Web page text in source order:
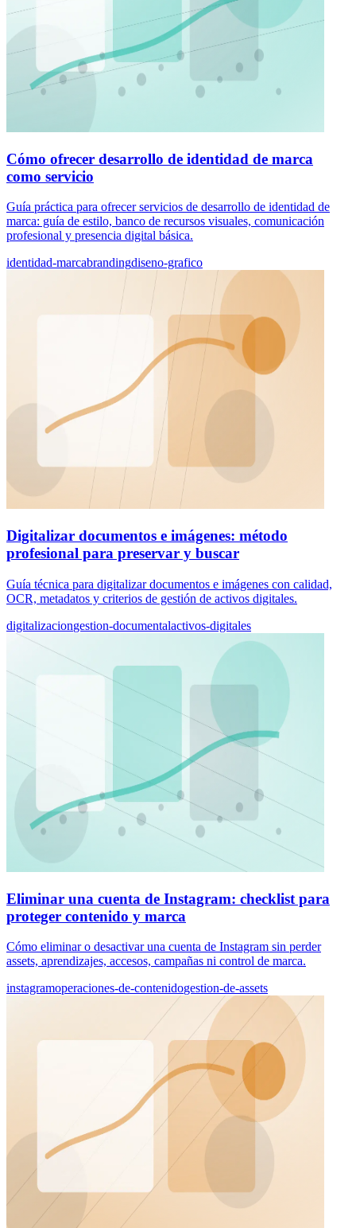
Cómo ofrecer desarrollo de identidad de marca
como servicio
Guía práctica para ofrecer servicios de desarrollo de identidad de
marca: guía de estilo, banco de recursos visuales, comunicación
profesional y presencia digital básica.
identidad-marcabrandingdiseno-grafico
Digitalizar documentos e imágenes: método
profesional para preservar y buscar
Guía técnica para digitalizar documentos e imágenes con calidad,
OCR, metadatos y criterios de gestión de activos digitales.
digitalizaciongestion-documentalactivos-digitales
Eliminar una cuenta de Instagram: checklist para
proteger contenido y marca
Cómo eliminar o desactivar una cuenta de Instagram sin perder
assets, aprendizajes, accesos, campañas ni control de marca.
instagramoperaciones-de-contenidogestion-de-assets